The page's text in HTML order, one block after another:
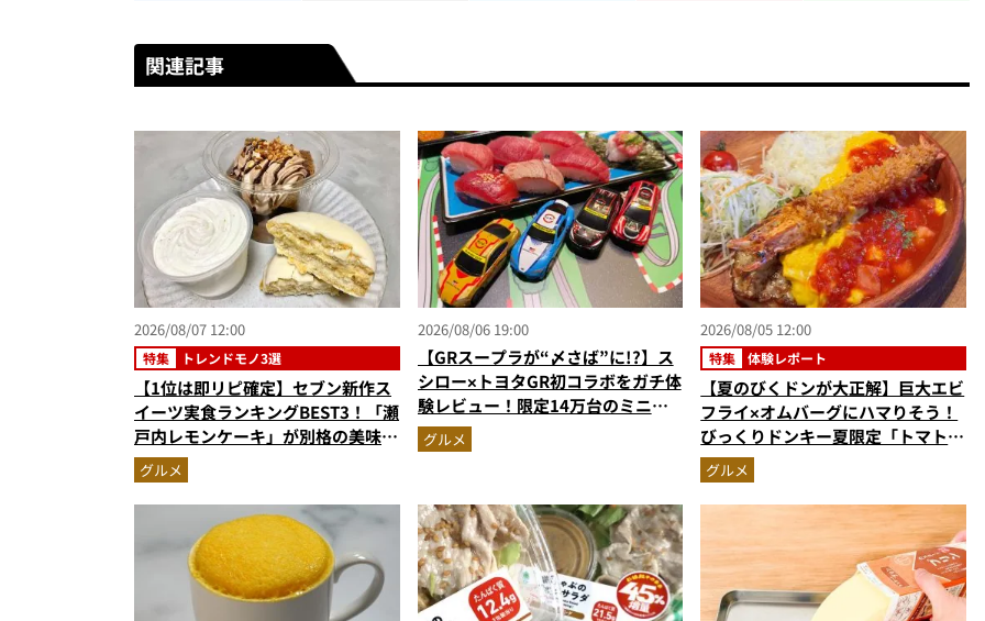
関連記事
2026/08/07 12:00
特集 トレンドモノ3選
【1位は即リピ確定】セブン新作ス
イーツ実食ランキングBEST3！「瀬
戸内レモンケーキ」が別格の美味
さ…ショコラシフォンから塩バニラ
プリンまで本気レビュー
グルメ
2026/08/06 19:00
【GRスープラが“〆さば”に!?】ス
シロー×トヨタGR初コラボをガチ体
験レビュー！限定14万台のミニカ
ー＆体験型演出に大人も子供も大興
奮間違いなし
グルメ
2026/08/05 12:00
特集 体験レポート
【夏のびくドンが大正解】巨大エビ
フライ×オムバーグにハマりそう！
びっくりドンキー夏限定「トマト弾
けるハンバーグ」を実食レビュー
グルメ